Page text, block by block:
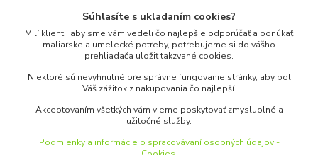
www.merkantil.sk
Pondelok-Piatok: 9.00-17.00hod.
objednavky@merkantil-obchod.sk
Súhlasíte s ukladaním cookies?
Milí klienti, aby sme vám vedeli čo najlepšie odporúčať a ponúkať
maliarske a umelecké potreby, potrebujeme si do vášho
prehliadača uložiť takzvané cookies.
Niektoré sú nevyhnutné pre správne fungovanie stránky, aby bol
Váš zážitok z nakupovania čo najlepší.
Akceptovaním všetkých vám vieme poskytovať zmysluplné a
užitočné služby.
Podmienky a informácie o spracovávaní osobných údajov -